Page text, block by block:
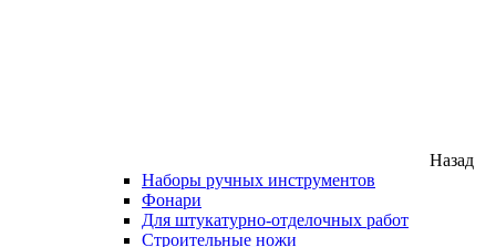
Назад
Наборы ручных инструментов
Фонари
Для штукатурно-отделочных работ
Строительные ножи